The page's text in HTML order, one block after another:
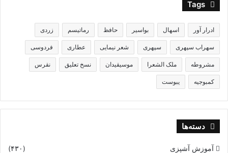
فرستاده نزد سیاوش رسید
زمین را ببوسید کو را بدید
چو پیغام گرسیوز او را بگفت
سیاوش غمى گشت و اندر نهفت‏
پر اندیشه بنشست بیدار دیر
همى گفت رازیست این را بزیر
Tags
ادرار آور اسهال بواسیر حافظ رماتیسم زردی
سهراب سپهری سپهری شعر نیمایی عطاری فردوسی
مشروطه ملک الشعرا موسیقیدان نسخ تعلیق نقرس
کمبوجیه یبوست
دسته‌ها
آموزش آشپزی (۴۳۰)